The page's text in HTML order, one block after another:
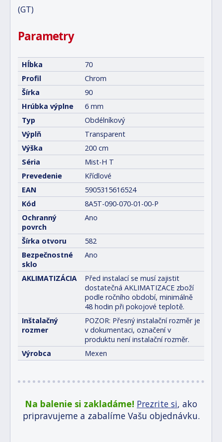
(GT)
Parametry
Hĺbka
70
Profil
Chrom
Šírka
90
Hrúbka výplne
6 mm
Typ
Obdélníkový
Výplň
Transparent
Výška
200 cm
Séria
Mist-H T
Prevedenie
Křídlové
EAN
5905315616524
Kód
8A5T-090-070-01-00-P
Ochranný
povrch
Ano
Šírka otvoru
582
Bezpečnostné
sklo
Ano
AKLIMATIZÁCIA
Před instalací se musí zajistit
dostatečná AKLIMATIZACE zboží
podle ročního období, minimálně
48 hodin při pokojové teplotě.
Inštalačný
rozmer
POZOR: Přesný instalační rozměr je
v dokumentaci, označení v
produktu není instalační rozměr.
Výrobca
Mexen
Na balenie si zakladáme! Prezrite si, ako
pripravujeme a zabalíme Vašu objednávku.